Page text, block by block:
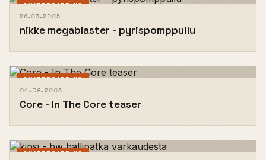
SKATEBOARDING
26.03.2005
nikke megablaster - pyrispomppuilu
SKATEBOARDING
04.08.2003
Core - In The Core teaser
SKATEBOARDING